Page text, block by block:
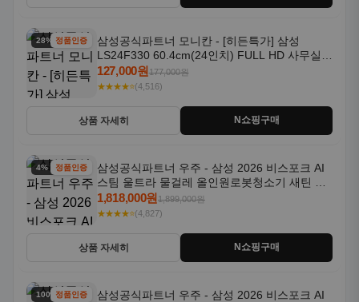
28% 할인정품인증
삼성공식파트너 모니칸 - [히든특가] 삼성
LS24F330 60.4cm(24인치) FULL HD 사무실/
컴퓨터 모니터
127,000원177,000원
★★★★⭐(4,516)
상품 자세히 N쇼핑구매
4% 할인정품인증
삼성공식파트너 우주 - 삼성 2026 비스포크 AI
스팀 울트라 물걸레 올인원로봇청소기 새틴 그
레이지 AAG
1,818,000원1,899,000원
★★★★⭐(4,827)
상품 자세히 N쇼핑구매
100% 할인
정품인증
삼성공식파트너 우주 - 삼성 2026 비스포크 AI